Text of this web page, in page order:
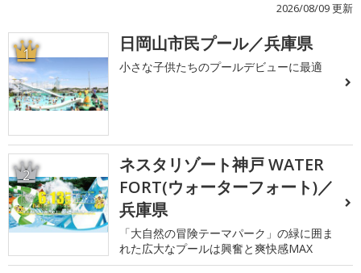
2026/08/09 更新
1 日岡山市民プール／兵庫県
小さな子供たちのプールデビューに最適
2
ネスタリゾート神戸 WATER
FORT(ウォーターフォート)／
兵庫県
「大自然の冒険テーマパーク」の緑に囲ま
れた広大なプールは興奮と爽快感MAX